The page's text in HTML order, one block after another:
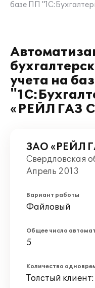
базе ПП
учета на
«РЕЙЛ ГАЗ
ЗАО «РЕЙЛ
Свердловская
Апрель 2013
Вариант работы
Файловый
Общее число
5
Количество
Толстый клиент: